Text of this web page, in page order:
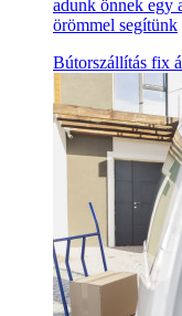
adunk önnek egy
örömmel segítünk
Bútorszállítás fix